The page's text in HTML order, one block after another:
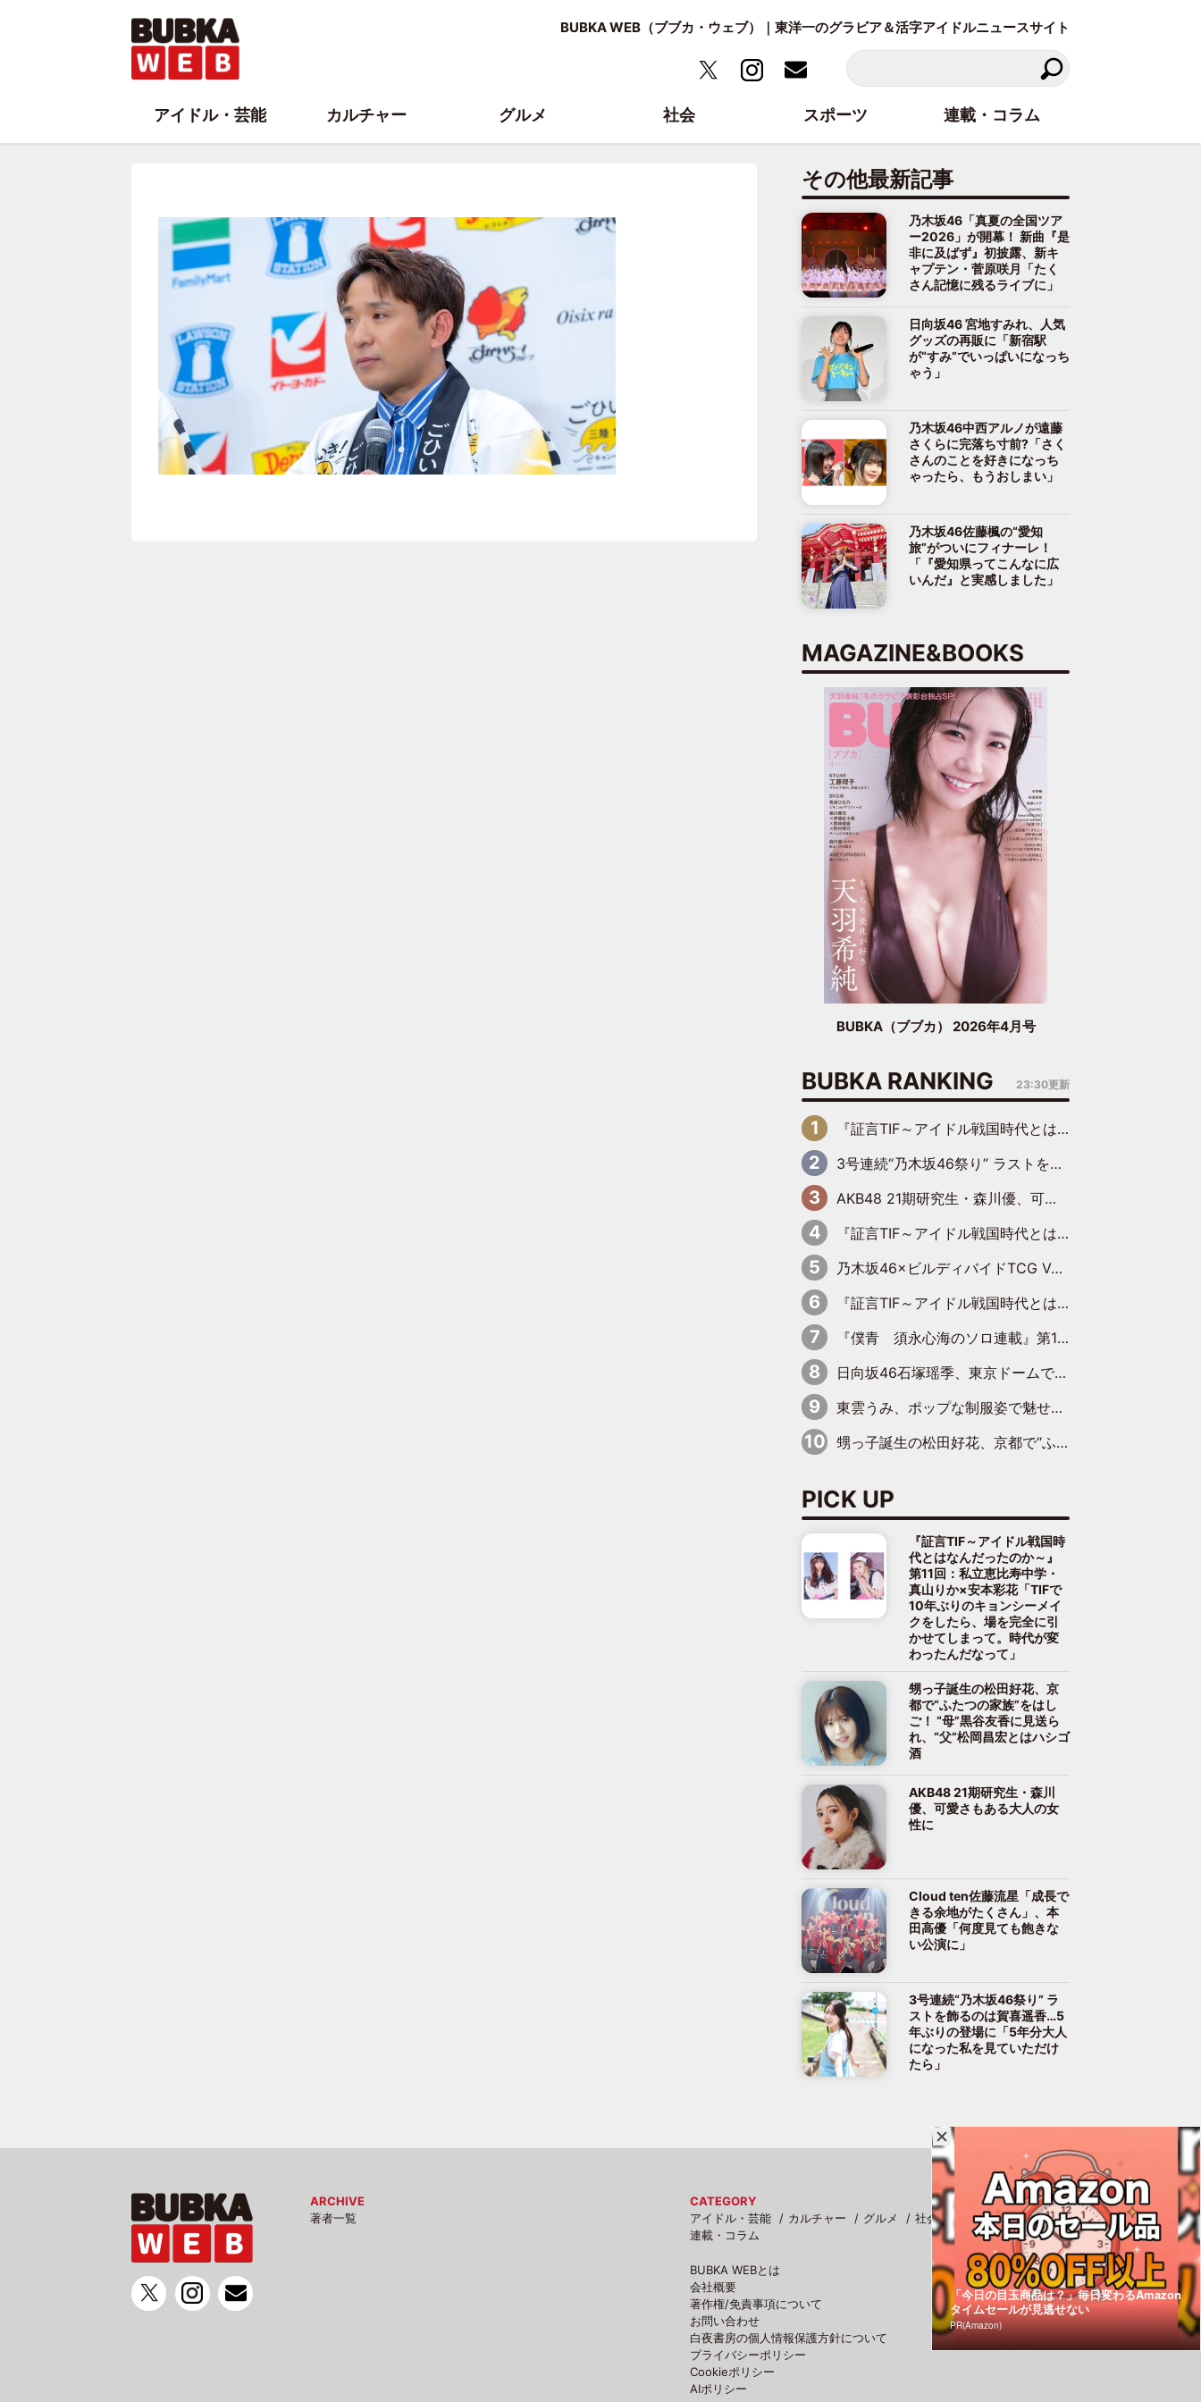
BUBKA WEB（ブブカ・ウェブ）｜東洋一のグラビア＆活字アイドルニュースサイト
その他最新記事
乃木坂46「真夏の全国ツア
ー2026」が開幕！ 新曲『是
非に及ばず』初披露、新キ
ャプテン・菅原咲月「たく
さん記憶に残るライブに」
日向坂46 宮地すみれ、人気
グッズの再販に「新宿駅
が“すみ”でいっぱいになっち
ゃう」
乃木坂46中西アルノが遠藤
さくらに完落ち寸前?「さく
さんのことを好きになっち
ゃったら、もうおしまい」
乃木坂46佐藤楓の“愛知
旅”がついにフィナーレ！
「『愛知県ってこんなに広
いんだ』と実感しました」
MAGAZINE&BOOKS
BUBKA（ブブカ） 2026年4月号
BUBKA RANKING 23:30更新
『証言TIF～アイドル戦国時代とはなんだったのか～』第6回：でんぱ組.inc・古川未鈴×相沢梨紗「『ハロプロやりたかったな』って言ったら、夢眠ねむさんに『てめえはでんぱ組．incなんだよ！』って肩パンされて(笑)」
3号連続“乃木坂46祭り” ラストを飾るのは賀喜遥香…5年ぶりの登場に「5年分大人になった私を見ていただけたら」
AKB48 21期研究生・森川優、可愛さもある大人の女性に
『証言TIF～アイドル戦国時代とはなんだったのか～』第10回：さくら学院・武藤彩未×飯田らうら「正直、中3で辞めるというのを信じてなくて。そう言われてはいたけど、嘘でしょって」
乃木坂46×ビルディバイドTCG Vol.2公開 賀喜遥香＆田村真佑が『京まふ』ステージに登壇
『証言TIF～アイドル戦国時代とはなんだったのか～』第11回：私立恵比寿中学・真山りか×安本彩花「TIFで10年ぶりのキョンシーメイクをしたら、場を完全に引かせてしまって。時代が変わったんだなって」
『僕青 須永心海のソロ連載』第18回：「バーゲンセールハンターみうな inしまむら」編
日向坂46石塚瑶季、東京ドームで“観戦バレ”！ ナイツ・塙も認めた「巨人に詳しすぎるアイドル」は元VENUSスクール生で杉内コーチ推し⁉
東雲うみ、ポップな制服姿で魅せる“東雲グリーン”の正体
甥っ子誕生の松田好花、京都で“ふたつの家族”をはしご！ “母”黒谷友香に見送られ、“父”松岡昌宏とはハシゴ酒
PICK UP
『証言TIF～アイドル戦国時
代とはなんだったのか～』
第11回：私立恵比寿中学・
真山りか×安本彩花「TIFで
10年ぶりのキョンシーメイ
クをしたら、場を完全に引
かせてしまって。時代が変
わったんだなって」
甥っ子誕生の松田好花、京
都で“ふたつの家族”をはし
ご！ “母”黒谷友香に見送ら
れ、“父”松岡昌宏とはハシゴ
酒
AKB48 21期研究生・森川
優、可愛さもある大人の女
性に
Cloud ten佐藤流星「成長で
きる余地がたくさん」、本
田高優「何度見ても飽きな
い公演に」
3号連続“乃木坂46祭り” ラ
ストを飾るのは賀喜遥香…5
年ぶりの登場に「5年分大人
になった私を見ていただけ
たら」
ARCHIVE
著者一覧
CATEGORY
アイドル・芸能
カルチャー グルメ 社会
スポーツ
連載・コラム
BUBKA WEBとは
会社概要
著作権/免責事項について
お問い合わせ
白夜書房の個人情報保護方針について
プライバシーポリシー
Cookieポリシー
AIポリシー
アイドル・芸能 カルチャー グルメ 社会 スポーツ 連載・コラム
「今日の目玉商品は？」毎日変わるAmazon
タイムセールが見逃せない
PR(Amazon)